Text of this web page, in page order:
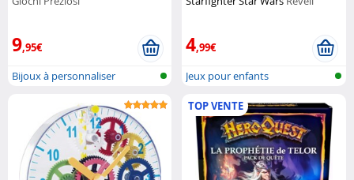
9,95€
Bijoux à personnaliser
4,99€
Jeux pour enfants
TOP VENTE